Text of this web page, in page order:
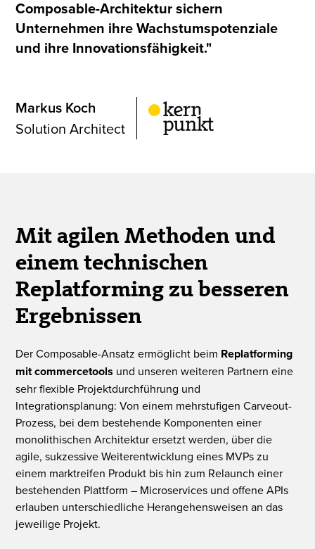
Composable-Architektur sichern
Unternehmen ihre Wachstumspotenziale
und ihre Innovationsfähigkeit."
Markus Koch
Solution Architect
Mit agilen Methoden und
einem technischen
Replatforming zu besseren
Ergebnissen
Der Composable-Ansatz ermöglicht beim Replatforming
mit commercetools und unseren weiteren Partnern eine
sehr flexible Projektdurchführung und
Integrationsplanung: Von einem mehrstufigen Carveout-
Prozess, bei dem bestehende Komponenten einer
monolithischen Architektur ersetzt werden, über die
agile, sukzessive Weiterentwicklung eines MVPs zu
einem marktreifen Produkt bis hin zum Relaunch einer
bestehenden Plattform – Microservices und offene APIs
erlauben unterschiedliche Herangehensweisen an das
jeweilige Projekt.